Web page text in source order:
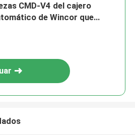
CMD-V4 del cajero
de Wincor que